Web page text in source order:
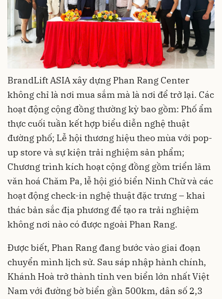
BrandLift ASIA xây dựng Phan Rang Center
không chỉ là nơi mua sắm mà là nơi để trở lại. Các
hoạt động cộng đồng thường kỳ bao gồm: Phố ẩm
thực cuối tuần kết hợp biểu diễn nghệ thuật
đường phố; Lễ hội thương hiệu theo mùa với pop-
up store và sự kiện trải nghiệm sản phẩm;
Chương trình kích hoạt cộng đồng gồm triển lãm
văn hoá Chăm Pa, lễ hội gió biển Ninh Chữ và các
hoạt động check-in nghệ thuật đặc trưng – khai
thác bản sắc địa phương để tạo ra trải nghiệm
không nơi nào có được ngoài Phan Rang.
Được biết, Phan Rang đang bước vào giai đoạn
chuyển mình lịch sử. Sau sáp nhập hành chính,
Khánh Hoà trở thành tỉnh ven biển lớn nhất Việt
Nam với đường bờ biển gần 500km, dân số 2,3